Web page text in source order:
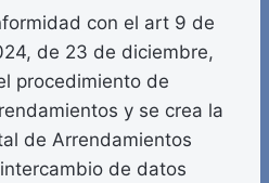
con el art 9 de
de 23 de diciembre,
procedimiento de
y se crea la
de Arrendamientos
de datos